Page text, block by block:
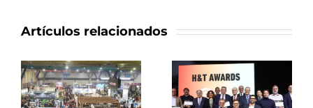
Artículos relacionados